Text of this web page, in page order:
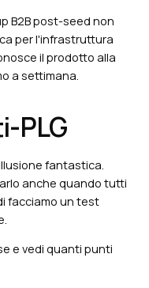
B2B post-seed non
per l'infrastruttura
il prodotto alla
a settimana.
PLG
fantastica.
anche quando tutti
facciamo un test
e vedi quanti punti